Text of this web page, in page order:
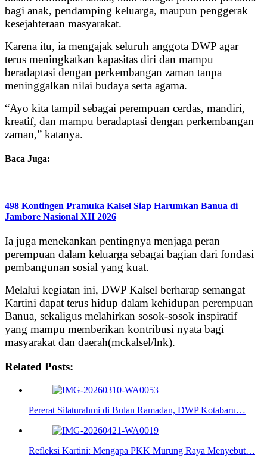
bagi anak, pendamping keluarga, maupun penggerak
kesejahteraan masyarakat.
Karena itu, ia mengajak seluruh anggota DWP agar
terus meningkatkan kapasitas diri dan mampu
beradaptasi dengan perkembangan zaman tanpa
meninggalkan nilai budaya serta agama.
“Ayo kita tampil sebagai perempuan cerdas, mandiri,
kreatif, dan mampu beradaptasi dengan perkembangan
zaman,” katanya.
Baca Juga:
498 Kontingen Pramuka Kalsel Siap Harumkan Banua di
Jambore Nasional XII 2026
Ia juga menekankan pentingnya menjaga peran
perempuan dalam keluarga sebagai bagian dari fondasi
pembangunan sosial yang kuat.
Melalui kegiatan ini, DWP Kalsel berharap semangat
Kartini dapat terus hidup dalam kehidupan perempuan
Banua, sekaligus melahirkan sosok-sosok inspiratif
yang mampu memberikan kontribusi nyata bagi
masyarakat dan daerah(mckalsel/lnk).
Related Posts:
Pererat Silaturahmi di Bulan Ramadan, DWP Kotabaru…
Refleksi Kartini: Mengapa PKK Murung Raya Menyebut…